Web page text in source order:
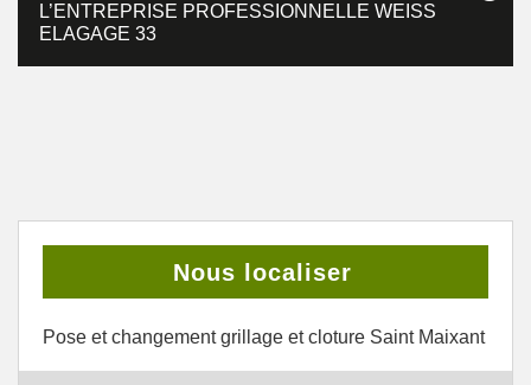
L’ENTREPRISE PROFESSIONNELLE WEISS
ELAGAGE 33
Nous localiser
Pose et changement grillage et cloture Saint Maixant